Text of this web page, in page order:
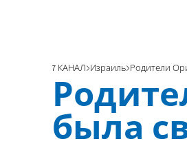
7 КАНАЛ Израиль Родители
была